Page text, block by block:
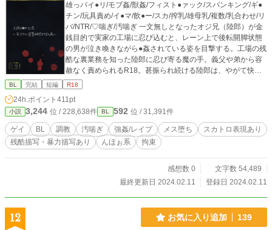
雄っパイ●リ/モブ姦/獣姦/フィスト●ァック/スパンキング/ギ●
チン/玩具責め/イ●マ/飲●ー/スカ/搾乳/雄母乳/複数/乳合わせ/リ
バ/NTR/♡喘ぎ/汚喘ぎ 一文無しとなったオジ兄（陸郎）が金
銭目的で実家の工場に忍び込むと、レーン上で後転開脚状態
の男が泣き喚きながら●姦されている姿を目撃する。工場の残
酷な裏業務を知った陸郎に忍び寄る魔の手。義父や弟から容
赦なく責められるR18。甚振られ続ける陸郎は、やがて快楽
に溺れていき――。 ※闇堕ち、♂♂寄りとなります※ 単話ご
全員成人済みです）
BL 完結 短編 R18
24h.ポイント 411pt
小説 3,244 位 / 228,638件 BL 592 位 / 31,391件
ゲイ BL 調教 汚喘ぎ 強姦/レイプ メス堕ち
スカトロ表現あり
残酷描写・暴力描写あり
んほぉ系 拘束
感想数 0
文字数 54,489
最終更新日 2024.02.11
登録日 2024.02.11
12 お気に入り追加 139